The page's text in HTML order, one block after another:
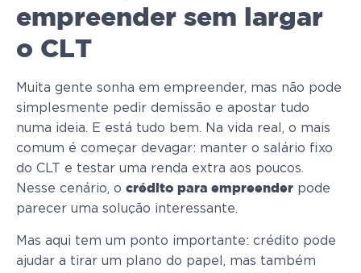
empreender sem largar
o CLT
Muita gente sonha em empreender, mas não pode
simplesmente pedir demissão e apostar tudo
numa ideia. E está tudo bem. Na vida real, o mais
comum é começar devagar: manter o salário fixo
do CLT e testar uma renda extra aos poucos.
Nesse cenário, o crédito para empreender pode
parecer uma solução interessante.
Mas aqui tem um ponto importante: crédito pode
ajudar a tirar um plano do papel, mas também